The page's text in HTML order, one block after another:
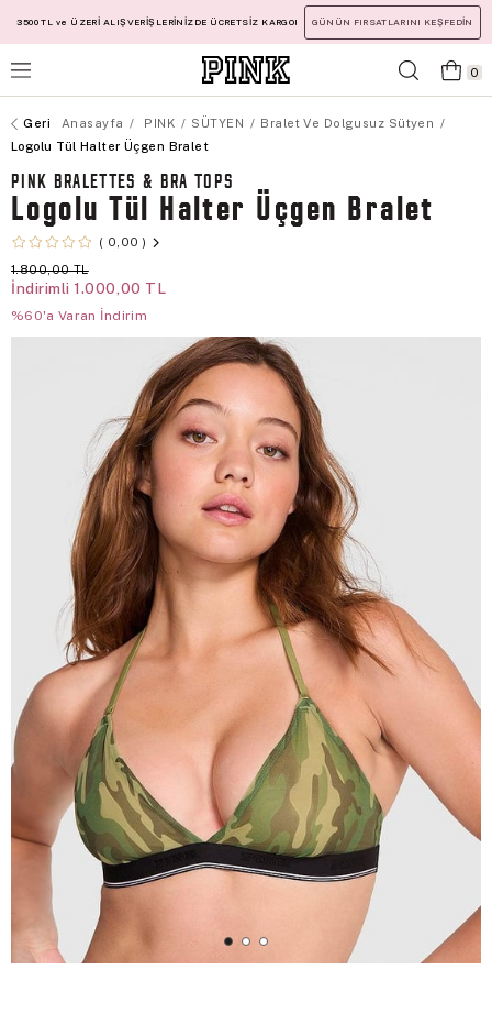
3500 TL ve ÜZERİ ALIŞVERİŞLERİNİZDE ÜCRETSİZ KARGO! GÜNÜN FIRSATLARINI KEŞFEDİN
0
Anasayfa PINK SÜTYEN
Bralet Ve Dolgusuz Sütyen
Logolu Tül Halter Üçgen Bralet
PINK BRALETTES & BRA TOPS
Logolu Tül Halter Üçgen Bralet
0,00
1.800,00 TL
İndirimli 1.000,00 TL
%60'a Varan İndirim